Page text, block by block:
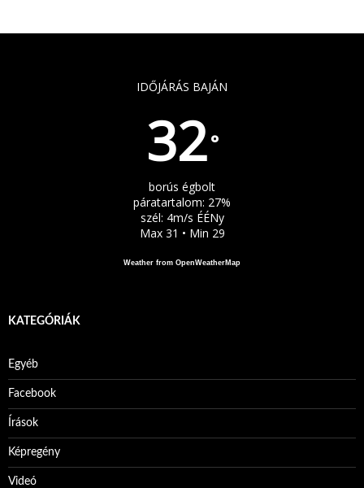
IDŐJÁRÁS BAJÁN
32°
borús égbolt
páratartalom: 27%
szél: 4m/s ÉÉNy
Max 31 • Min 29
Weather from OpenWeatherMap
KATEGÓRIÁK
Egyéb
Facebook
Írások
Képregény
Videó